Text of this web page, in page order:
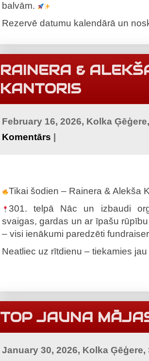
balvām.
Rezervē datumu kalendārā un
RAINERA &
KANTORIS
February 16, 2026, Kolka
Komentārs
Tikai šodien – Rainera & Alekša
301. telpā Nāc un izbaudi
svaigas, gardas un ar īpašu
– visi ienākumi paredzēti
Neatliec uz rītdienu – tiekamies
TOP JAUNA
January 30, 2026, Kolka